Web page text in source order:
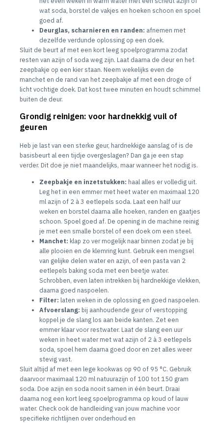
wat soda, borstel de vakjes en hoeken schoon en spoel
goed af.
Deurglas, scharnieren en randen: afnemen met
dezelfde verdunde oplossing op een doek.
Sluit de beurt af met een kort leeg spoelprogramma zodat
resten van azijn of soda weg zijn. Laat daarna de deur en het
zeepbakje op een kier staan. Neem wekelijks even de
manchet en de rand van het zeepbakje af met een droge of
licht vochtige doek. Dat kost twee minuten en houdt schimmel
buiten de deur.
Grondig reinigen: voor hardnekkig vuil of
geuren
Heb je last van een sterke geur, hardnekkige aanslag of is de
basisbeurt al een tijdje overgeslagen? Dan ga je een stap
verder. Dit doe je niet maandelijks, maar wanneer het nodig is.
Zeepbakje en inzetstukken: haal alles er volledig uit.
Leg het in een emmer met heet water en maximaal 120
ml azijn of 2 à 3 eetlepels soda. Laat een half uur
weken en borstel daarna alle hoeken, randen en gaatjes
schoon. Spoel goed af. De opening in de machine reinig
je met een smalle borstel of een doek om een steel.
Manchet: klap zo ver mogelijk naar binnen zodat je bij
alle plooien en de klemring kunt. Gebruik een mengsel
van gelijke delen water en azijn, of een pasta van 2
eetlepels baking soda met een beetje water.
Schrobben, even laten intrekken bij hardnekkige vlekken,
daarna goed naspoelen.
Filter: laten weken in de oplossing en goed naspoelen.
Afvoerslang: bij aanhoudende geur of verstopping
koppel je de slang los aan beide kanten. Zet een
emmer klaar voor restwater. Laat de slang een uur
weken in heet water met wat azijn of 2 à 3 eetlepels
soda, spoel hem daarna goed door en zet alles weer
stevig vast.
Sluit altijd af met een lege kookwas op 90 of 95 °C. Gebruik
daarvoor maximaal 120 ml natuurazijn of 100 tot 150 gram
soda. Doe azijn en soda nooit samen in één beurt. Draai
daarna nog een kort leeg spoelprogramma op koud of lauw
water. Check ook de handleiding van jouw machine voor
specifieke richtlijnen over onderhoud en